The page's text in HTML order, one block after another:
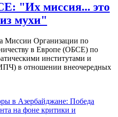
"Их миссия... это
мухи"
Миссии Организации по
в Европе (ОБСЕ) по
институтами и
в отношении внеочередных